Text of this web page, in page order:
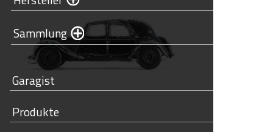
Sammlung
Garagist
Produkte